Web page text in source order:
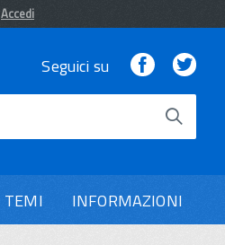
Accedi
Seguici su Facebook
TEMI INFORMAZIONI